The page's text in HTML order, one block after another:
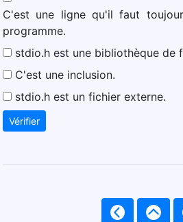
C'est une ligne qu'il faut
programme.
stdio.h est une bibliothèque de
C'est une inclusion.
stdio.h est un fichier externe.
Vérifier